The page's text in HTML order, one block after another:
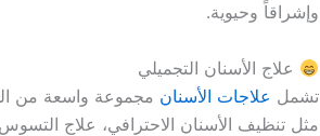
وإشراقاً وحيوية.
علاج الأسنان التجميلي
تشمل علاجات الأسنان مجموعة واسعة من
مثل تنظيف الأسنان الاحترافي، علاج